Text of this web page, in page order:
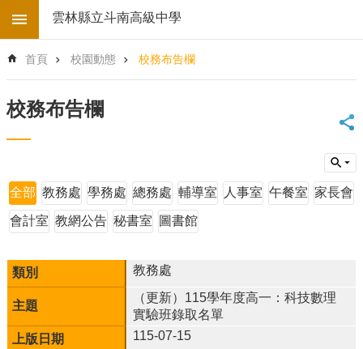
跳到主要內容區塊
階
搜
首
學
校
電
子
圖
後
台
登
入
雲林縣立斗南高級中學
首頁 校園動態 校務布告欄
校務布告欄
全部 教務處 學務處 總務處 輔導室 人事室 午餐室 家長會
會計室 教網公告 秘書室 圖書館
教務處
（更新）115學年度高一：科技數理
實驗班錄取名單
115-07-15